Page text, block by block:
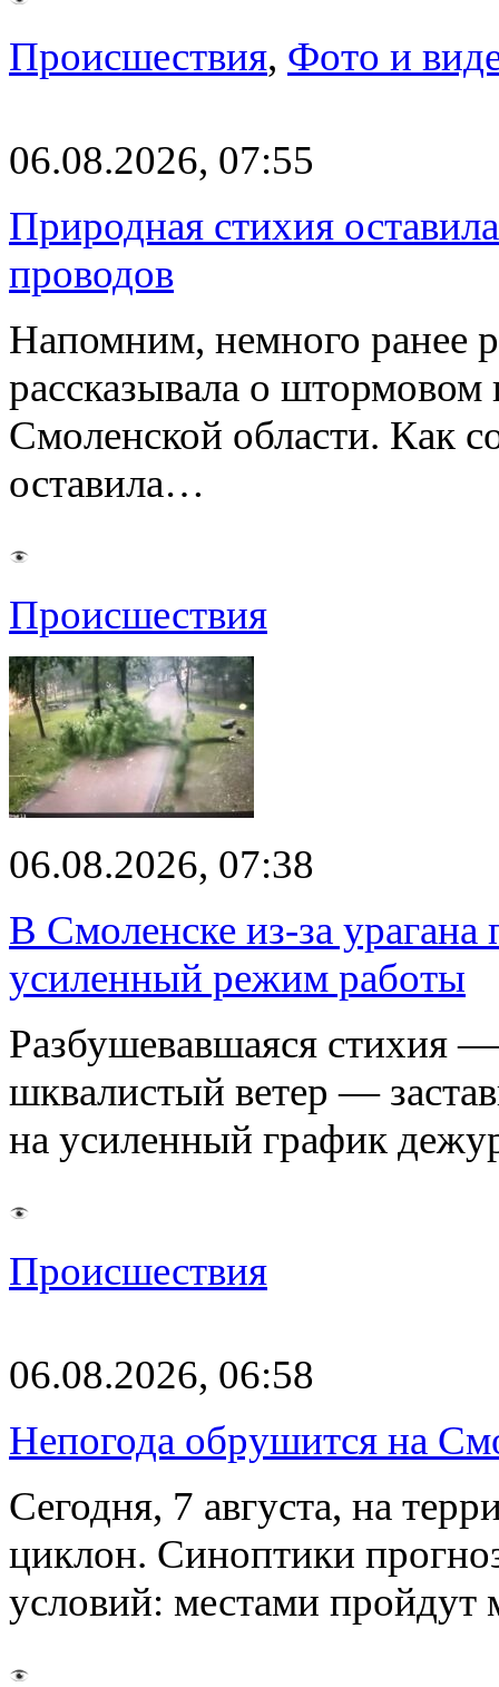
Происшествия, Фото и
06.08.2026, 07:55
Природная стихия
проводов
Напомним, немного ранее
рассказывала о
Смоленской области. Как
оставила…
Происшествия
06.08.2026, 07:38
В Смоленске из-за
усиленный режим работы
Разбушевавшаяся стихия
шквалистый ветер —
на усиленный график
Происшествия
06.08.2026, 06:58
Непогода обрушится на
Сегодня, 7 августа, на
циклон. Синоптики
условий: местами